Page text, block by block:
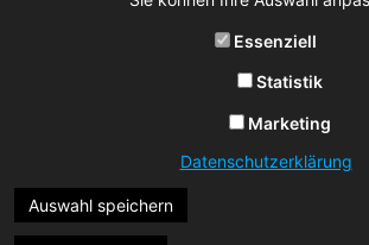
Essenziell
Statistik
Marketing
Datenschutzerklärung
Auswahl speichern